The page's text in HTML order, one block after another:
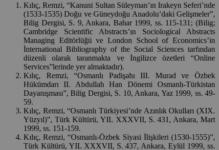
Kılıç, Remzi, “Kanuni Sultan Süleyman’ın Irakeyn Seferi’nde
(1533-1535) Doğu ve Güneydoğu Anadolu’daki Gelişmeler”,
Bilig Dergisi, S. 9, Ankara, Bahar 1999, ss. 115-131; (Bilig;
Cambridge Scientific Abstracts’ın Sociological Abstracts
Managing Editörlüğü ve London School of Economics’in
İnternational Bibliography of the Social Sciences tarfından
düzenli olarak taranmakta ve İngilizce özetleri “Online
Services”lerinde yer almaktadır).
Kılıç, Remzi, “Osmanlı Padişahı III. Murad ve Özbek
Hükümdarı II. Abdullah Han Dönemi Osmanlı-Türkistan
Dayanışması”, Bilig Dergisi, S. 10, Ankara, Yaz 1999, ss. 49-
59.
Kılıç, Remzi, “Osmanlı Türkiyesi’nde Azınlık Okulları (XIX.
Yüzyıl)”, Türk Kültürü, YIL XXXVII, S. 431, Ankara, Mart
1999, ss. 151-159.
Kılıç, Remzi, “Osmanlı-Özbek Siyasi İlişkileri (1530-1555)”,
Türk Kültürü, YIL XXXVII, S. 437, Ankara, Eylül 1999, ss.